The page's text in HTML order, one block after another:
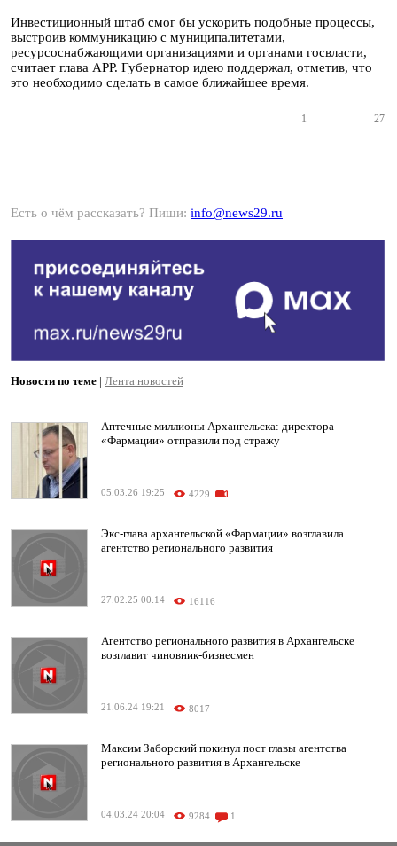
Инвестиционный штаб смог бы ускорить подобные процессы,
выстроив коммуникацию с муниципалитетами,
ресурсоснабжающими организациями и органами госвласти,
считает глава АРР. Губернатор идею поддержал, отметив, что
это необходимо сделать в самое ближайшее время.
1 27
Есть о чём рассказать? Пиши: info@news29.ru
Новости по теме | Лента новостей
Аптечные миллионы Архангельска: директора
«Фармации» отправили под стражу
05.03.26 19:25 4229
Экс-глава архангельской «Фармации» возглавила
агентство регионального развития
27.02.25 00:14 16116
Агентство регионального развития в Архангельске
возглавит чиновник-бизнесмен
21.06.24 19:21 8017
Максим Заборский покинул пост главы агентства
регионального развития в Архангельске
04.03.24 20:04 9284 1